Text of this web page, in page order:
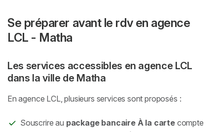
Se préparer avant le rdv en agence
LCL - Matha
Les services accessibles en agence LCL
dans la ville de Matha
En agence LCL, plusieurs services sont proposés :
Souscrire au package bancaire À la cartecompte